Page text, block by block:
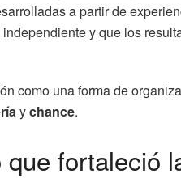
a partir de
independiente y que los
como una forma de
ychance.
fortaleció